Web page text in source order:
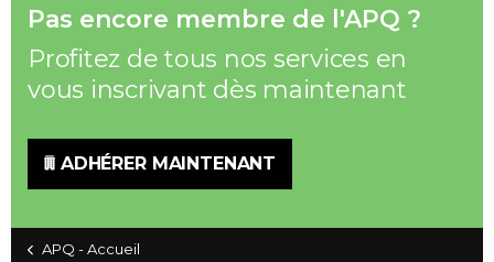
Pas encore membre de l'APQ ?
Profitez de tous nos services en
vous inscrivant dès maintenant
ADHÉRER MAINTENANT
APQ - Accueil